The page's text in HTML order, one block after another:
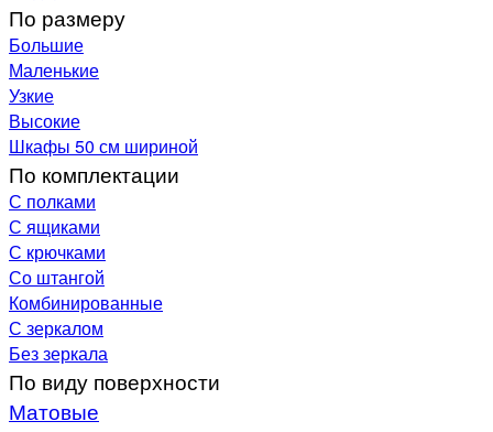
По размеру
Большие
Маленькие
Узкие
Высокие
Шкафы 50 см шириной
По комплектации
С полками
С ящиками
С крючками
Со штангой
Комбинированные
С зеркалом
Без зеркала
По виду поверхности
Матовые